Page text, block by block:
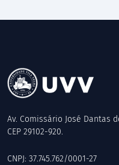
Av. Comissário José Dantas
CEP 29102-920.
CNPJ: 37.745.762/0001-27